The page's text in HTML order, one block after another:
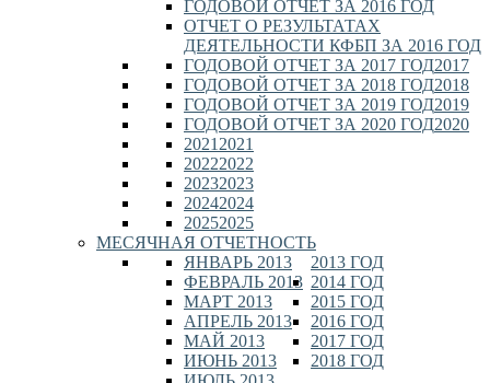
ГОДОВОЙ ОТЧЕТ ЗА 2016 ГОД
ОТЧЕТ О РЕЗУЛЬТАТАХ
ДЕЯТЕЛЬНОСТИ КФБП ЗА 2016 ГОД
2017
ГОДОВОЙ ОТЧЕТ ЗА 2017 ГОД
2018
ГОДОВОЙ ОТЧЕТ ЗА 2018 ГОД
2019
ГОДОВОЙ ОТЧЕТ ЗА 2019 ГОД
2020
ГОДОВОЙ ОТЧЕТ ЗА 2020 ГОД
2021
2021
2022
2022
2023
2023
2024
2024
2025
2025
МЕСЯЧНАЯ ОТЧЕТНОСТЬ
2013 ГОД
ЯНВАРЬ 2013
ФЕВРАЛЬ 2013
МАРТ 2013
АПРЕЛЬ 2013
МАЙ 2013
ИЮНЬ 2013
2014 ГОД
2015 ГОД
2016 ГОД
2017 ГОД
2018 ГОД